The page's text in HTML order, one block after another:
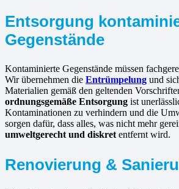
Entsorgung
Gegenstände
Kontaminierte Gegenstände müssen
Wir übernehmen die Entrümpelung und
Materialien gemäß den geltenden
ordnungsgemäße Entsorgung ist
Kontaminationen zu verhindern und die
sorgen dafür, dass alles, was nicht mehr
umweltgerecht und diskret entfernt wird.
Renovierung &